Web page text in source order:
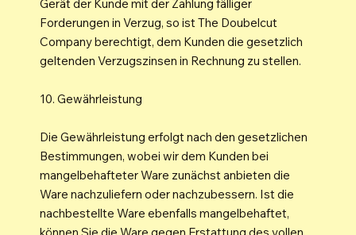
Gerät der Kunde mit der Zahlung fälliger
Forderungen in Verzug, so ist The Doubelcut
Company berechtigt, dem Kunden die gesetzlich
geltenden Verzugszinsen in Rechnung zu stellen.
10. Gewährleistung
Die Gewährleistung erfolgt nach den gesetzlichen
Bestimmungen, wobei wir dem Kunden bei
mangelbehafteter Ware zunächst anbieten die
Ware nachzuliefern oder nachzubessern. Ist die
nachbestellte Ware ebenfalls mangelbehaftet,